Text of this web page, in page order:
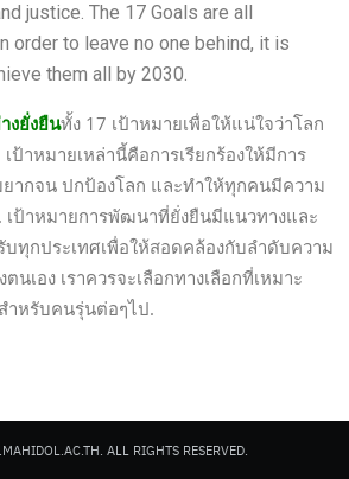
justice. The 17 Goals are all
order to leave no one behind, it is
them all by 2030.
งยั่งยืนทั้ง 17 เป้าหมายเพื่อให้แน่ใจว่าโลก
ป้าหมายเหล่านี้คือการเรียกร้องให้มีการ
ยากจน ปกป้องโลก และทำให้ทุกคนมีความ
เป้าหมายการพัฒนาที่ยั่งยืนมีแนวทางและ
บทุกประเทศเพื่อให้สอดคล้องกับลำดับความ
เอง เราควรจะเลือกทางเลือกที่เหมาะ
ำหรับคนรุ่นต่อๆไป.
ALL RIGHTS RESERVED.